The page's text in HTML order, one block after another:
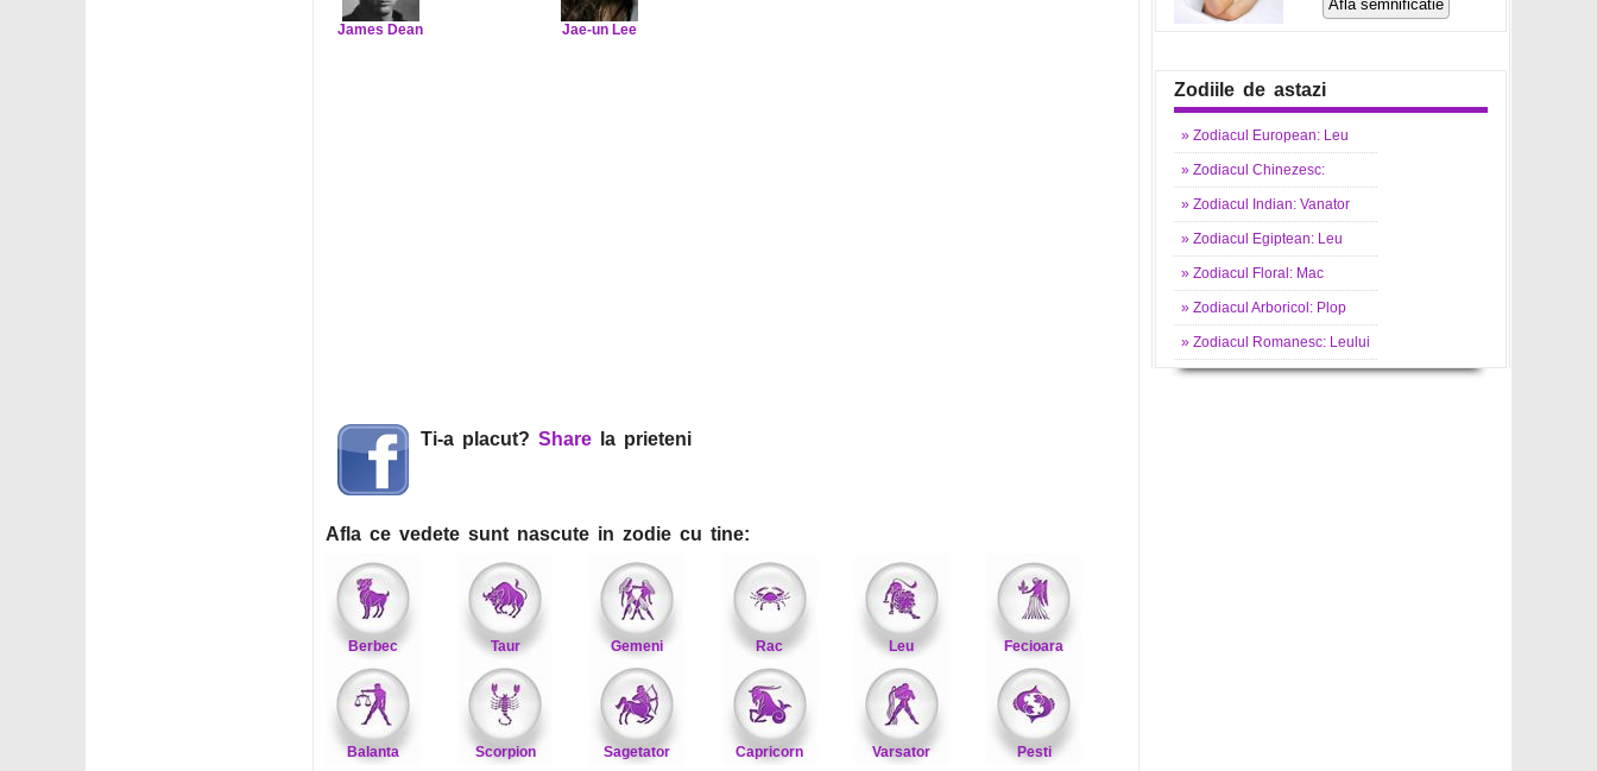
James Dean Jae-un Lee
Ti-a placut? Share la prieteni
Afla ce vedete sunt nascute in zodie cu tine:
Berbec Taur Gemeni Rac Leu Fecioara
Balanta Scorpion Sagetator Capricorn Varsator Pesti
Zodiile de astazi
» Zodiacul European: Leu
» Zodiacul Chinezesc:
» Zodiacul Indian: Vanator
» Zodiacul Egiptean: Leu
» Zodiacul Floral: Mac
» Zodiacul Arboricol: Plop
» Zodiacul Romanesc: Leului